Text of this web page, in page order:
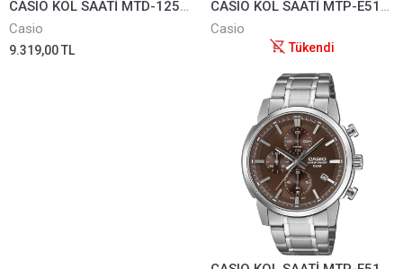
CASIO KOL SAATİ MTD-125D-9AVDF
Casio
9.319,00 TL
CASIO KOL SAATİ MTP-E510D-3AVDF
Casio
Tükendi